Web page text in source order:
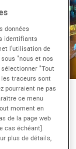
données
identifiants
l'utilisation de
"nous et nos
"Tout
traceurs sont
pourraient ne pas
ce menu
moment en
de la page web
cas échéant].
plus de détails,